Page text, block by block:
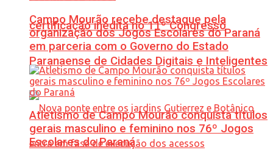
certificação inédita no 11º Congresso
Paranaense de Cidades Digitais e Inteligentes
Campo Mourão recebe destaque pela
organização dos Jogos Escolares do Paraná
em parceria com o Governo do Estado
Atletismo de Campo Mourão conquista títulos
gerais masculino e feminino nos 76º Jogos
Escolares do Paraná